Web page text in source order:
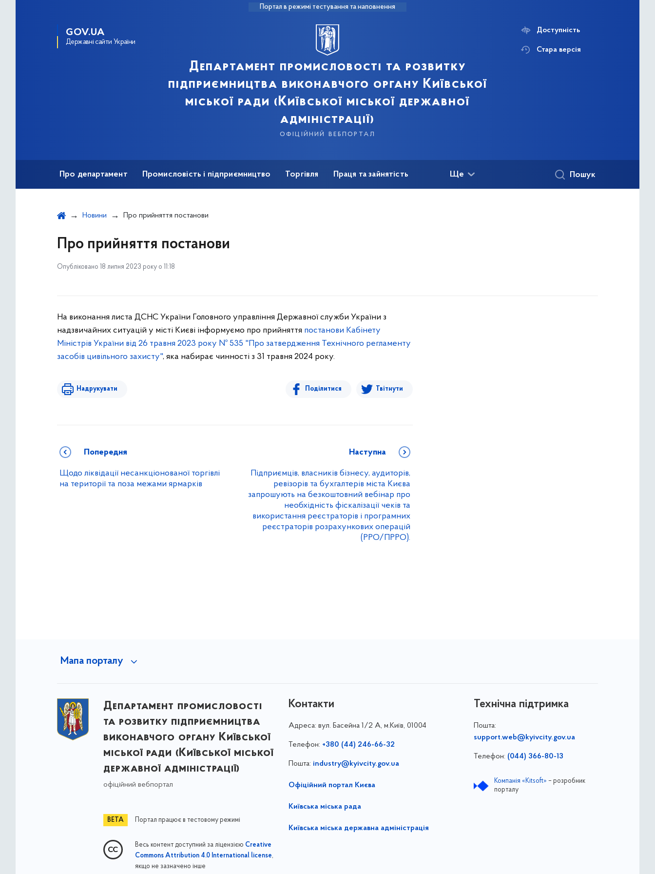
Портал в режимі тестування та наповнення
GOV.UA
Державні сайти України
Департамент промисловості та розвитку
підприємництва виконавчого органу Київської
міської ради (Київської міської державної
адміністрації)
офіційний вебпортал
Доступність
Стара версія
Про департамент Промисловість і підприємництво Торгівля Праця та зайнятість Ще Пошук
Новини Про прийняття постанови
Про прийняття постанови
Опубліковано 18 липня 2023 року о 11:18
На виконання листа ДСНС України Головного управління Державної служби України з
надзвичайних ситуацій у місті Києві інформуємо про прийняття постанови Кабінету
Міністрів України від 26 травня 2023 року № 535 "Про затвердження Технічного регламенту
засобів цивільного захисту", яка набирає чинності з 31 травня 2024 року.
Надрукувати Поділитися Твітнути
Попередня
Щодо ліквідації несанкціонованої торгівлі
на території та поза межами ярмарків
Наступна
Підприємців, власників бізнесу, аудиторів,
ревізорів та бухгалтерів міста Києва
запрошують на безкоштовний вебінар про
необхідність фіскалізації чеків та
використання реєстраторів і програмних
реєстраторів розрахункових операцій
(РРО/ПРРО).
Мапа порталу
Департамент промисловості
та розвитку підприємництва
виконавчого органу Київської
міської ради (Київської міської
державної адміністрації)
офіційний вебпортал
Портал працює в тестовому режимі
Весь контент доступний за ліцензією Creative
Commons Attribution 4.0 International license,
якщо не зазначено інше
Контакти
Адреса: вул. Басейна 1/⁠2 А, м.Київ, 01004
Телефон: +380 (44) 246-66-32
Пошта: industry@kyivcity.gov.ua
Офіційний портал Києва
Київська міська рада
Київська міська державна адміністрація
Технічна підтримка
Пошта:
support.web@kyivcity.gov.ua
Телефон: (044) 366-80-13
Компанія «Kitsoft» – розробник
порталу